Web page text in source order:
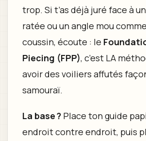
trop. Si t’as déjà juré face à
ratée ou un angle mou
coussin, écoute : le
Piecing (FPP), c’est LA
avoir des voiliers affutés
samouraï.
La base ?Place ton guide
endroit contre endroit, puis